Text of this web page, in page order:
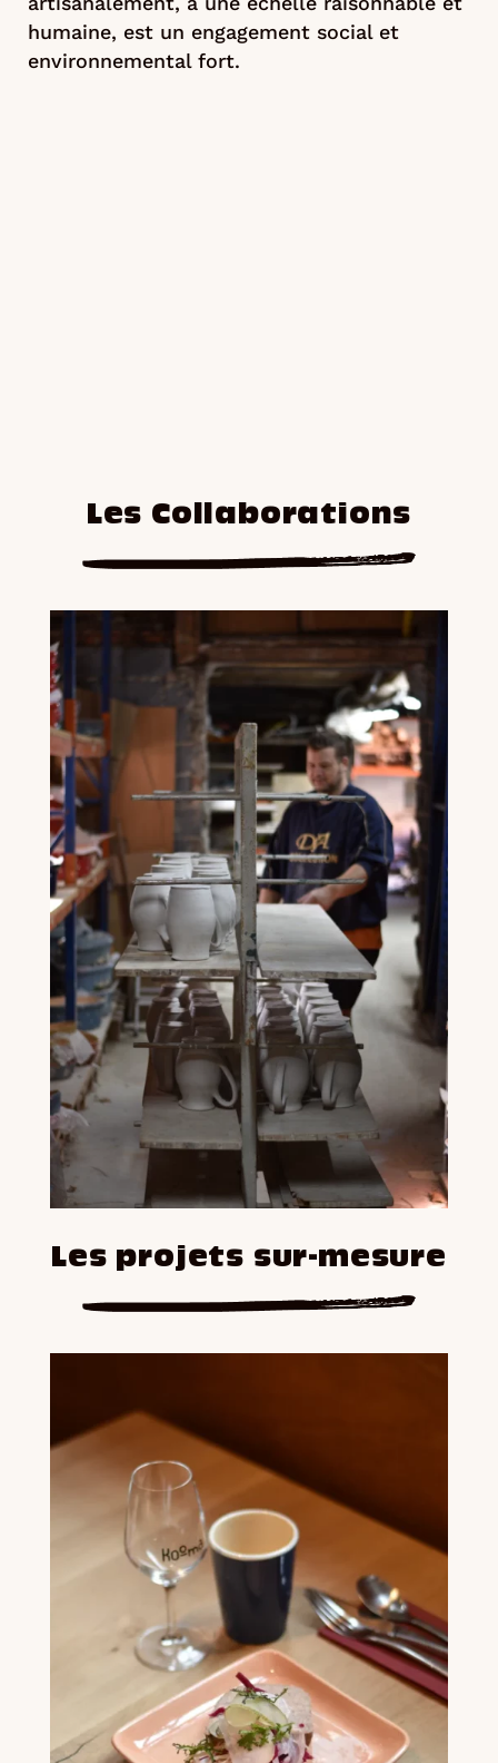
humaine, est un engagement social et
environnemental fort.
Les Collaborations
Les projets sur-mesure